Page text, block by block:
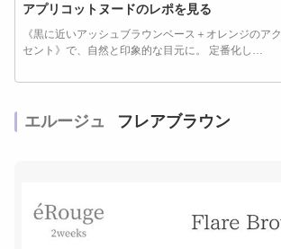
アプリコットヌードのレポを見る
《黒に近いアッシュブラウンベース＋オレンジのアク
セント》で、自然と印象的な目元に。 定番化し…
エルージュ フレアブラウン